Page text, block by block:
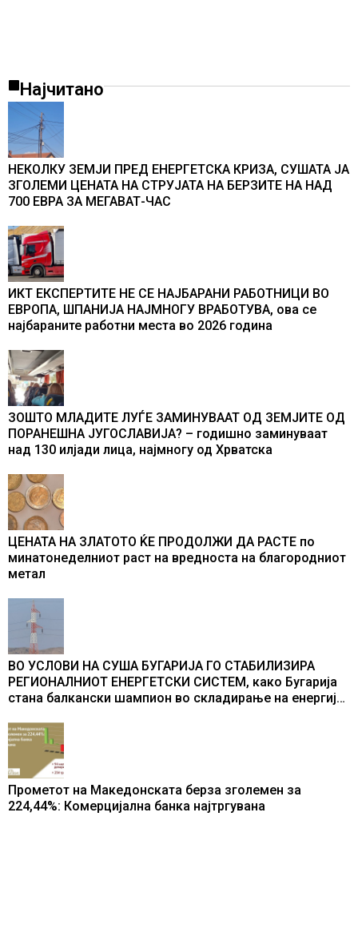
Најчитано
НЕКОЛКУ ЗЕМЈИ ПРЕД ЕНЕРГЕТСКА КРИЗА, СУШАТА ЈА
ЗГОЛЕМИ ЦЕНАТА НА СТРУЈАТА НА БЕРЗИТЕ НА НАД
700 ЕВРА ЗА МЕГАВАТ-ЧАС
ИКТ ЕКСПЕРТИТЕ НЕ СЕ НАЈБАРАНИ РАБОТНИЦИ ВО
ЕВРОПА, ШПАНИЈА НАЈМНОГУ ВРАБОТУВА, oва се
најбараните работни места во 2026 година
ЗОШТО МЛАДИТЕ ЛУЃЕ ЗАМИНУВААТ ОД ЗЕМЈИТЕ ОД
ПОРАНЕШНА ЈУГОСЛАВИЈА? – годишно заминуваат
над 130 илјади лица, најмногу од Хрватска
ЦЕНАТА НА ЗЛАТОТО ЌЕ ПРОДОЛЖИ ДА РАСТЕ по
минатонеделниот раст на вредноста на благородниот
метал
ВО УСЛОВИ НА СУША БУГАРИЈА ГО СТАБИЛИЗИРА
РЕГИОНАЛНИОТ ЕНЕРГЕТСКИ СИСТЕМ, како Бугарија
стана балкански шампион во складирање на енергија
Прометот на Македонската берза зголемен за
224,44%: Комерцијална банка најтргувана